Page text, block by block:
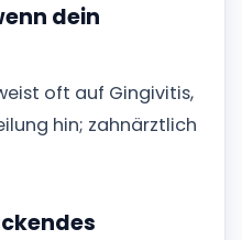
dein
oft auf Gingivitis,
hin; zahnärztlich